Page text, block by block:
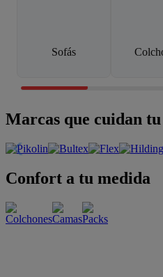
Sofás
Marcas que cuidan tu
Confort a tu medida